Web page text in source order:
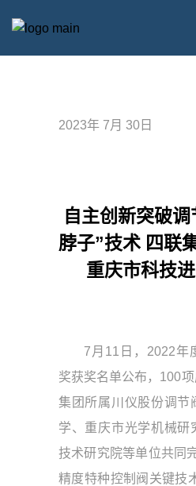
2023年 7月 30日
自主创新突破
脖子”技术 四联
重庆市科技
7月11日，2022年
奖获奖名单公布，100
集团所属川仪股份调节
学、重庆市光学机械研
技术研究院等单位共同
精度特种控制阀关键技